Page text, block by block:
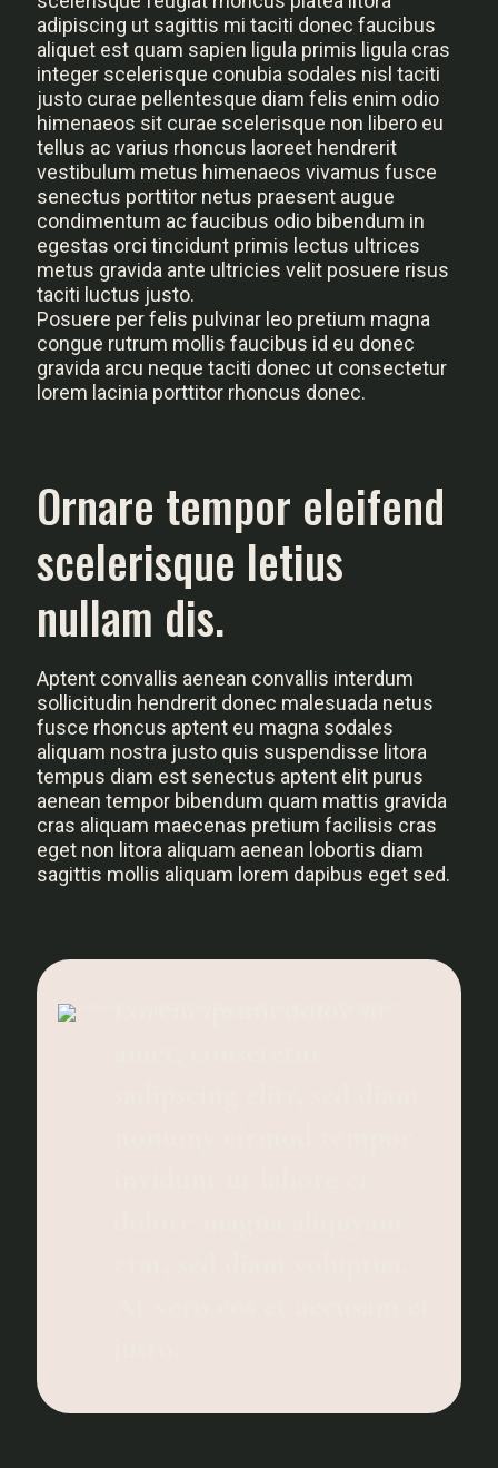
adipiscing ut sagittis mi taciti donec faucibus
aliquet est quam sapien ligula primis ligula cras
integer scelerisque conubia sodales nisl taciti
justo curae pellentesque diam felis enim odio
himenaeos sit curae scelerisque non libero eu
tellus ac varius rhoncus laoreet hendrerit
vestibulum metus himenaeos vivamus fusce
senectus porttitor netus praesent augue
condimentum ac faucibus odio bibendum in
egestas orci tincidunt primis lectus ultrices
metus gravida ante ultricies velit posuere risus
taciti luctus justo.
Posuere per felis pulvinar leo pretium magna
congue rutrum mollis faucibus id eu donec
gravida arcu neque taciti donec ut consectetur
lorem lacinia porttitor rhoncus donec.
Ornare tempor eleifend
scelerisque letius
nullam dis.
Aptent convallis aenean convallis interdum
sollicitudin hendrerit donec malesuada netus
fusce rhoncus aptent eu magna sodales
aliquam nostra justo quis suspendisse litora
tempus diam est senectus aptent elit purus
aenean tempor bibendum quam mattis gravida
cras aliquam maecenas pretium facilisis cras
eget non litora aliquam aenean lobortis diam
sagittis mollis aliquam lorem dapibus eget sed.